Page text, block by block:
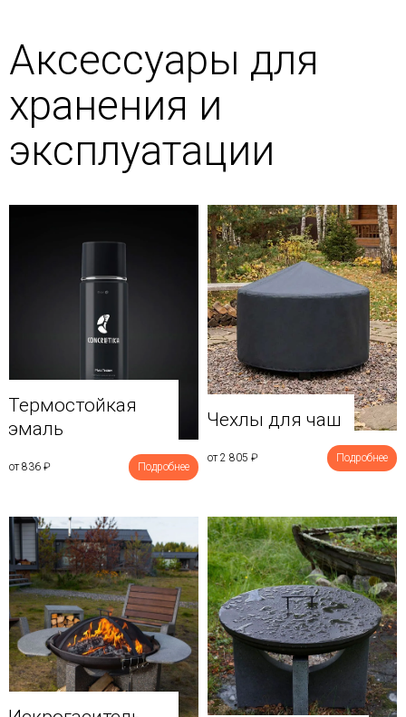
Аксессуары для
хранения и
эксплуатации
Термостойкая
эмаль
от 836 ₽ Подробнее
Чехлы для чаш
от 2 805 ₽ Подробнее